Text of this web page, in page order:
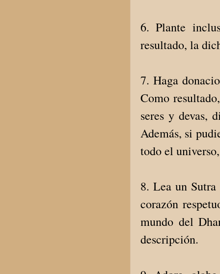
6. Plante
resultado, la
7. Haga
Como
seres y devas,
Además, si
todo el
8. Lea un
corazón
mundo del
descripción.